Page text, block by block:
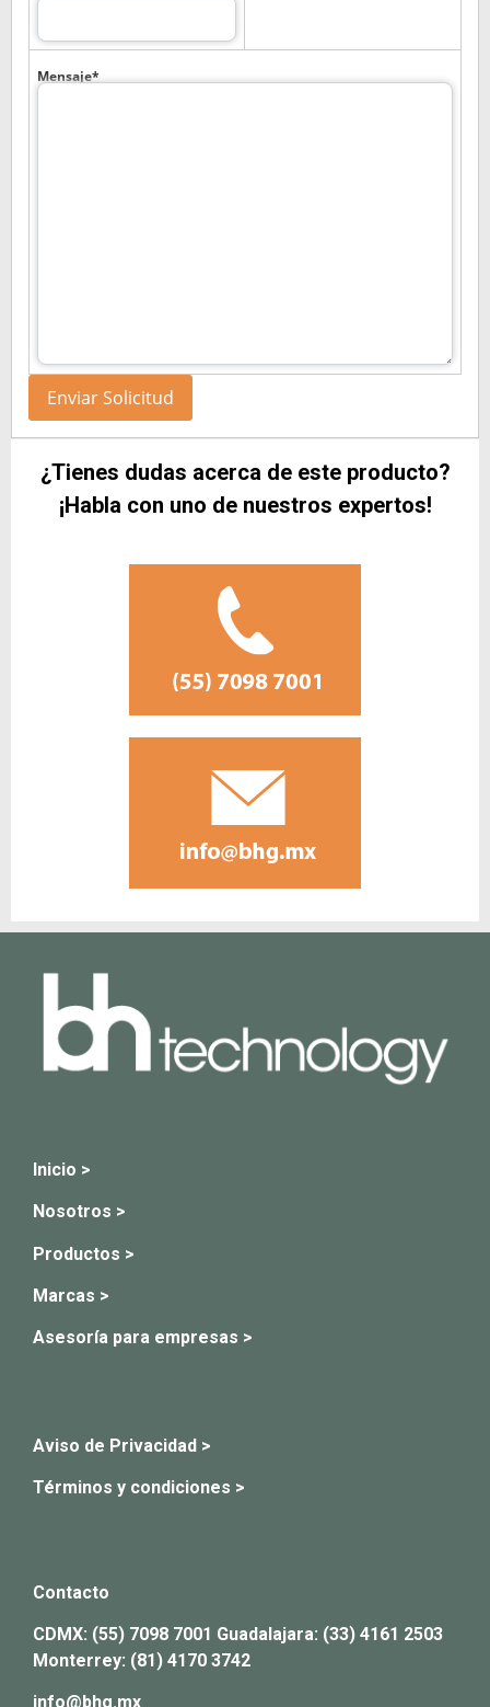
Mensaje*
¿Tienes dudas acerca de este producto?
¡Habla con uno de nuestros expertos!
Inicio >
Nosotros >
Productos >
Marcas >
Asesoría para empresas >
Aviso de Privacidad >
Términos y condiciones >
Contacto
CDMX: (55) 7098 7001 Guadalajara: (33) 4161 2503
Monterrey: (81) 4170 3742
info@bhg.mx